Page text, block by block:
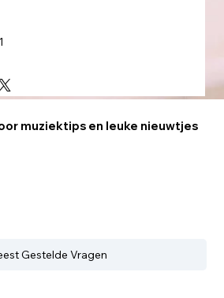
muziektips en leuke nieuwtjes
Gestelde Vragen